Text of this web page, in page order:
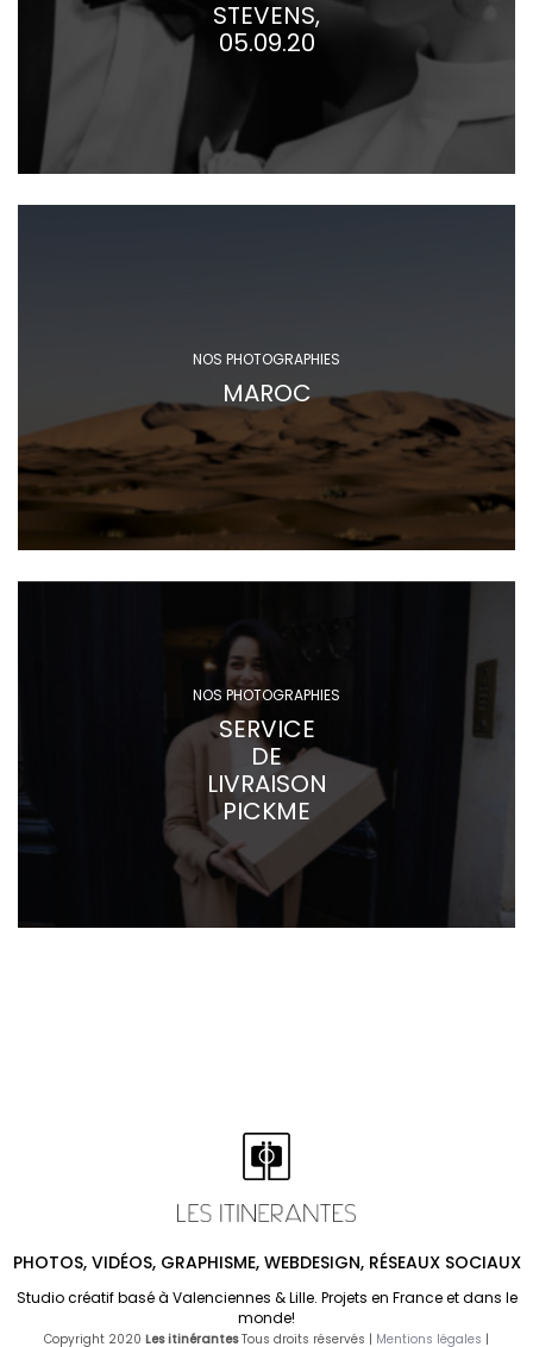
STEVENS,
05.09.20
NOS PHOTOGRAPHIES
MAROC
NOS PHOTOGRAPHIES
SERVICE
DE
LIVRAISON
PICKME
PHOTOS, VIDÉOS, GRAPHISME, WEBDESIGN, RÉSEAUX SOCIAUX
Studio créatif basé à Valenciennes & Lille. Projets en France et dans le
monde!
Copyright 2020 Les itinérantesTous droits réservés | Mentions légales |